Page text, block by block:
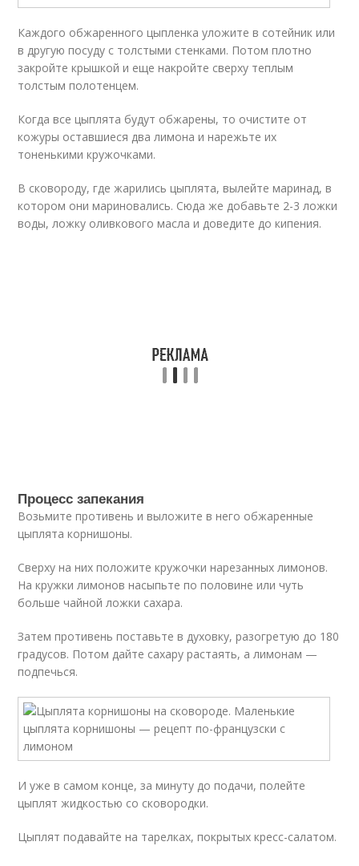
Каждого обжаренного цыпленка уложите в сотейник или
в другую посуду с толстыми стенками. Потом плотно
закройте крышкой и еще накройте сверху теплым
толстым полотенцем.
Когда все цыплята будут обжарены, то очистите от
кожуры оставшиеся два лимона и нарежьте их
тоненькими кружочками.
В сковороду, где жарились цыплята, вылейте маринад, в
котором они мариновались. Сюда же добавьте 2-3 ложки
воды, ложку оливкового масла и доведите до кипения.
Процесс запекания
Возьмите противень и выложите в него обжаренные
цыплята корнишоны.
Сверху на них положите кружочки нарезанных лимонов.
На кружки лимонов насыпьте по половине или чуть
больше чайной ложки сахара.
Затем противень поставьте в духовку, разогретую до 180
градусов. Потом дайте сахару растаять, а лимонам —
подпечься.
И уже в самом конце, за минуту до подачи, полейте
цыплят жидкостью со сковородки.
Цыплят подавайте на тарелках, покрытых кресс-салатом.